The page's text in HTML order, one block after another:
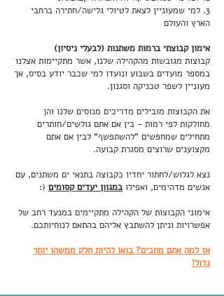
3. למי שמעוניין לצאת לטיולי גלישה/חתירה ברחבי
הארץ והעולם
אימון קבוצתי ברמות משתנות (לבעלי ניסיון)
קבוצות מגובשות מהקהילה שלנו, אשר מתקיימות אצלנו
במספר מועדים בשבוע ונועדו למי שכבר יודע בסיס, אך
מעוניין לשפר טכניקה וסגנון.
את הקבוצות מובילים מדריכים מנוסים שלנו והן
מחולקות לפי רמות - בין אם אתם גולשים/חותרים
מתחילים שמחפשים "להשתפשף" לבין אם אתם
מקצוענים שרוצים מסגרת קבועה.
נצא לגלוש/לחתור יחדיו כקבוצה בתנאי ים משתנים, עם
אנשים מדהימים, ואפילובמגוון יעדים קסומים (:
אימוני הקבוצות של הקהילה מתקיימים במנעד רחב של
אפשרויות וניתן להשתבץ אליהם בהתאם לנוחיותכם.
אז למה אתם מחכים? בואו להיות חלק ממשהו יותר
גדול!